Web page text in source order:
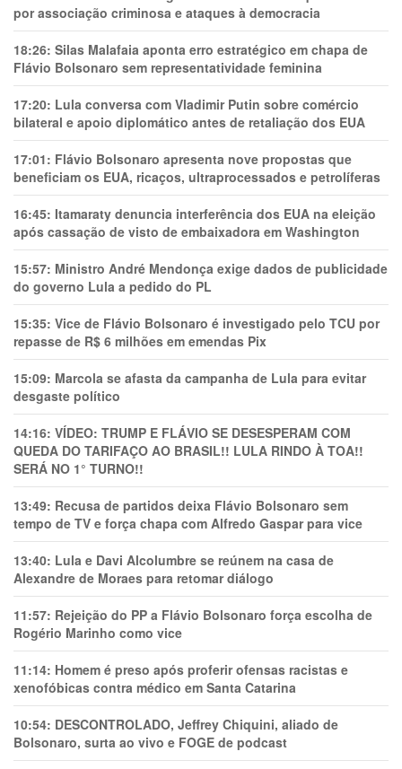
por associação criminosa e ataques à democracia
18:26: Silas Malafaia aponta erro estratégico em chapa de
Flávio Bolsonaro sem representatividade feminina
17:20: Lula conversa com Vladimir Putin sobre comércio
bilateral e apoio diplomático antes de retaliação dos EUA
17:01: Flávio Bolsonaro apresenta nove propostas que
beneficiam os EUA, ricaços, ultraprocessados e petrolíferas
16:45: Itamaraty denuncia interferência dos EUA na eleição
após cassação de visto de embaixadora em Washington
15:57: Ministro André Mendonça exige dados de publicidade
do governo Lula a pedido do PL
15:35: Vice de Flávio Bolsonaro é investigado pelo TCU por
repasse de R$ 6 milhões em emendas Pix
15:09: Marcola se afasta da campanha de Lula para evitar
desgaste político
14:16: VÍDEO: TRUMP E FLÁVIO SE DESESPERAM COM
QUEDA DO TARIFAÇO AO BRASIL!! LULA RINDO À TOA!!
SERÁ NO 1° TURNO!!
13:49: Recusa de partidos deixa Flávio Bolsonaro sem
tempo de TV e força chapa com Alfredo Gaspar para vice
13:40: Lula e Davi Alcolumbre se reúnem na casa de
Alexandre de Moraes para retomar diálogo
11:57: Rejeição do PP a Flávio Bolsonaro força escolha de
Rogério Marinho como vice
11:14: Homem é preso após proferir ofensas racistas e
xenofóbicas contra médico em Santa Catarina
10:54: DESCONTROLADO, Jeffrey Chiquini, aliado de
Bolsonaro, surta ao vivo e FOGE de podcast